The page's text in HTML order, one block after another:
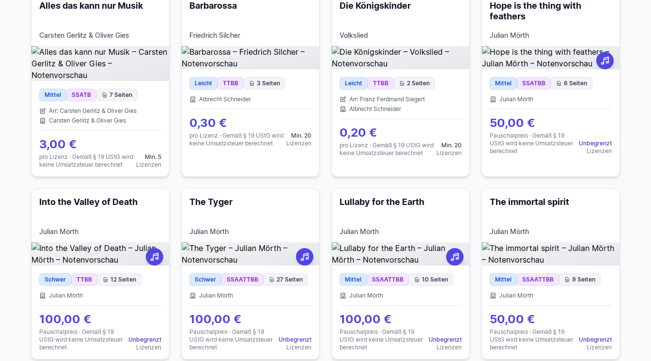
Alles das kann nur Musik
Carsten Gerlitz & Oliver Gies
Mittel SSATB 7 Seiten
Arr: Carsten Gerlitz & Oliver Gies
Carsten Gerlitz & Oliver Gies
3,00 €
pro Lizenz · Gemäß § 19 UStG wird
keine Umsatzsteuer berechnet
Min. 5
Lizenzen
Barbarossa
Friedrich Silcher
Leicht TTBB 3 Seiten
Albrecht Schneider
0,30 €
pro Lizenz · Gemäß § 19 UStG wird
keine Umsatzsteuer berechnet
Min. 20
Lizenzen
Die Königskinder
Volkslied
Leicht TTBB 2 Seiten
Arr: Franz Ferdinand Siegert
Albrecht Schneider
0,20 €
pro Lizenz · Gemäß § 19 UStG wird
keine Umsatzsteuer berechnet
Min. 20
Lizenzen
Hope is the thing with
feathers
Julian Mörth
Mittel SSATBB 6 Seiten
Julian Mörth
50,00 €
Pauschalpreis · Gemäß § 19
UStG wird keine Umsatzsteuer
berechnet
Unbegrenzt
Lizenzen
Into the Valley of Death
Julian Mörth
Schwer TTBB 12 Seiten
Julian Mörth
100,00 €
Pauschalpreis · Gemäß § 19
UStG wird keine Umsatzsteuer
berechnet
Unbegrenzt
Lizenzen
The Tyger
Julian Mörth
Schwer SSAATTBB 27 Seiten
Julian Mörth
100,00 €
Pauschalpreis · Gemäß § 19
UStG wird keine Umsatzsteuer
berechnet
Unbegrenzt
Lizenzen
Lullaby for the Earth
Julian Mörth
Mittel SSAATTBB 10 Seiten
Julian Mörth
100,00 €
Pauschalpreis · Gemäß § 19
UStG wird keine Umsatzsteuer
berechnet
Unbegrenzt
Lizenzen
The immortal spirit
Julian Mörth
Mittel SSAATTBB 9 Seiten
Julian Mörth
50,00 €
Pauschalpreis · Gemäß § 19
UStG wird keine Umsatzsteuer
berechnet
Unbegrenzt
Lizenzen